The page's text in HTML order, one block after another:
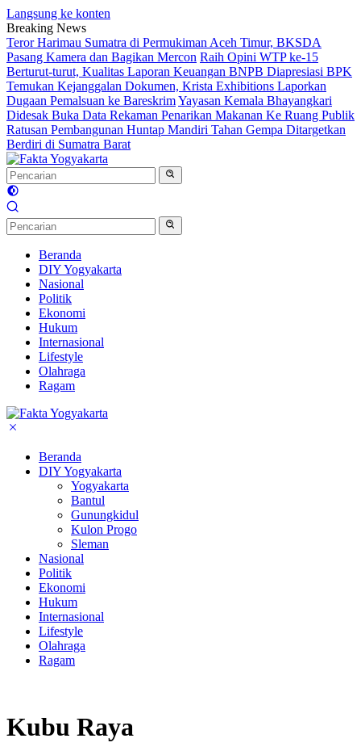
Langsung ke konten
Breaking News
Teror Harimau Sumatra di Permukiman Aceh Timur, BKSDA
Pasang Kamera dan Bagikan Mercon Raih Opini WTP ke-15
Berturut-turut, Kualitas Laporan Keuangan BNPB Diapresiasi BPK
Temukan Kejanggalan Dokumen, Krista Exhibitions Laporkan
Dugaan Pemalsuan ke BareskrimYayasan Kemala Bhayangkari
Didesak Buka Data Rekaman Penarikan Makanan Ke Ruang Publik
Ratusan Pembangunan Huntap Mandiri Tahan Gempa Ditargetkan
Berdiri di Sumatra Barat
Beranda
DIY Yogyakarta
Nasional
Politik
Ekonomi
Hukum
Internasional
Lifestyle
Olahraga
Ragam
Beranda
DIY Yogyakarta
Yogyakarta
Bantul
Gunungkidul
Kulon Progo
Sleman
Nasional
Politik
Ekonomi
Hukum
Internasional
Lifestyle
Olahraga
Ragam
Kubu Raya